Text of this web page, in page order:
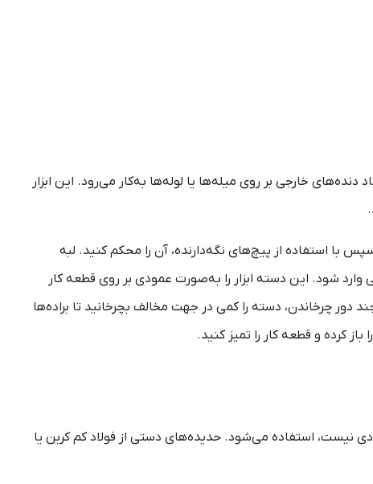
خارجی بر روی میله‌ها یا لوله‌ها به‌کار می‌رود. این ابزار
استفاده از پیچ‌های نگه‌دارنده، آن را محکم کنید. لبه
وارد شود. این دسته ابزار را به‌صورت عمودی بر روی قطعه کار
دور چرخاندن، دسته را کمی در جهت مخالف بچرخانید تا براده‌ها
کرده و قطعه کار را تمیز کنید.
نیست، استفاده می‌شود. حدیده‌های دستی از فولاد کم کربن یا